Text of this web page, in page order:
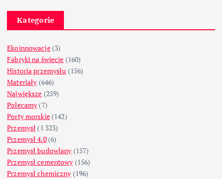
Kategorie
Ekoinnowacje(3)
Fabryki na świecie (160)
Historia przemysłu (156)
Materiały (646)
Największe (259)
Polecamy (7)
Porty morskie(142)
Przemysł (1 323)
Przemysł 4.0(6)
Przemysł budowlany (157)
Przemysł cementowy (156)
Przemysł chemiczny (196)